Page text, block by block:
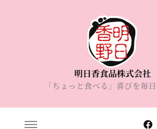
明日香食品株式会社
「ちょっと食べる」喜びを毎